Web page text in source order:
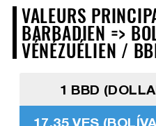
VALEURS
BARBADIEN =>
VÉNÉZUÉLIEN /
1 BBD
17,35 VES